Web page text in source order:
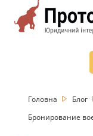
Головна Блог
Бронирование